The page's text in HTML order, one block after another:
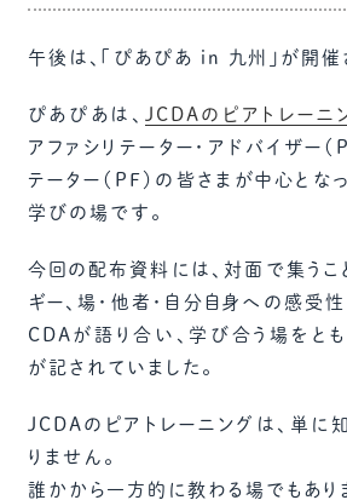
午後は、「ぴあぴあ in 九州」が開催
ぴあぴあは、 JCDAのピアトレーニ
アファシリテーター・アドバイザー（
テーター（PF）の皆さまが中心とな
学びの場です。
今回の配布資料には、対面で集うこ
ギー、場・他者・自分自身への感受
CDAが語り合い、学び合う場をとも
が記されていました。
JCDAのピアトレーニングは、単に
りません。
誰かから一方的に教わる場でもあり